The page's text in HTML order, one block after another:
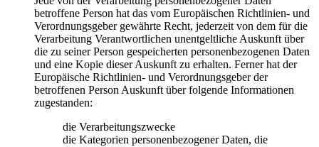
betroffene Person hat das vom Europäischen Richtlinien- und
Verordnungsgeber gewährte Recht, jederzeit von dem für die
Verarbeitung Verantwortlichen unentgeltliche Auskunft über
die zu seiner Person gespeicherten personenbezogenen Daten
und eine Kopie dieser Auskunft zu erhalten. Ferner hat der
Europäische Richtlinien- und Verordnungsgeber der
betroffenen Person Auskunft über folgende Informationen
zugestanden:
die Verarbeitungszwecke
die Kategorien personenbezogener Daten, die